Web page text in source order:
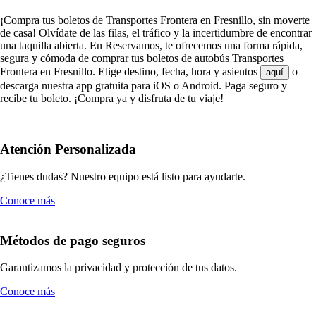
¡Compra tus boletos de Transportes Frontera en Fresnillo, sin moverte
de casa! Olvídate de las filas, el tráfico y la incertidumbre de encontrar
una taquilla abierta. En Reservamos, te ofrecemos una forma rápida,
segura y cómoda de comprar tus boletos de autobús Transportes
Frontera en Fresnillo. Elige destino, fecha, hora y asientos
aquí
o
descarga nuestra app gratuita para iOS o Android. Paga seguro y
recibe tu boleto. ¡Compra ya y disfruta de tu viaje!
Atención Personalizada
¿Tienes dudas? Nuestro equipo está listo para ayudarte.
Conoce más
Métodos de pago seguros
Garantizamos la privacidad y protección de tus datos.
Conoce más